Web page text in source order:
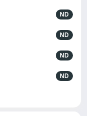
ND
ND
ND
ND